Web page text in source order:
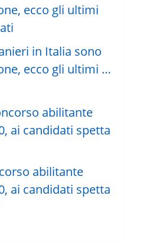
in Italia sono
ecco gli ultimi …
abilitante
ai candidati spetta